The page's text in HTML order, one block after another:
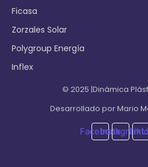
Ficasa
Zorzales Solar
Polygroup Energía
Inflex
© 2025 |Dinámica
Desarrollado por Mario
FacebookInstagram